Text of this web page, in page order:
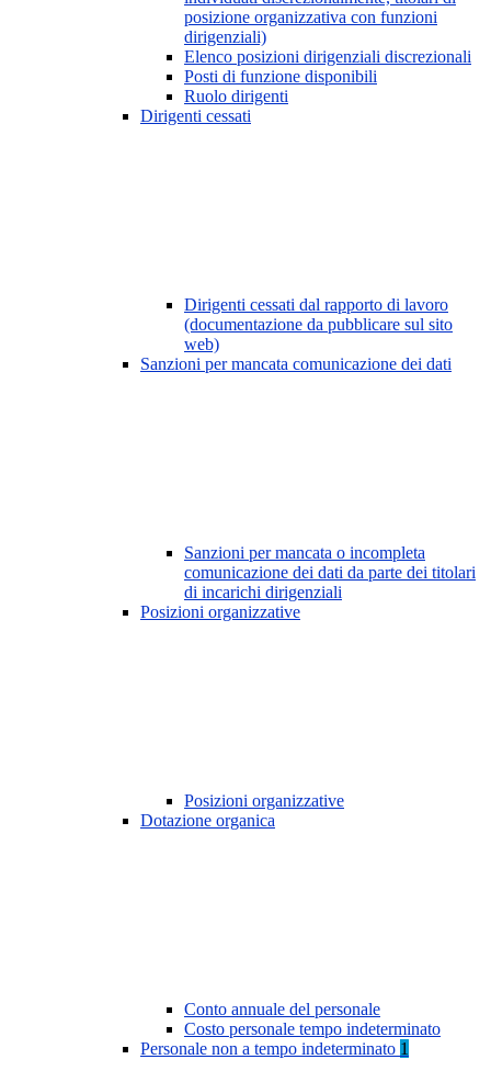
posizione organizzativa con funzioni
dirigenziali)
Elenco posizioni dirigenziali discrezionali
Posti di funzione disponibili
Ruolo dirigenti
Dirigenti cessati
Dirigenti cessati dal rapporto di lavoro
(documentazione da pubblicare sul sito
web)
Sanzioni per mancata comunicazione dei dati
Sanzioni per mancata o incompleta
comunicazione dei dati da parte dei titolari
di incarichi dirigenziali
Posizioni organizzative
Posizioni organizzative
Dotazione organica
Conto annuale del personale
Costo personale tempo indeterminato
Personale non a tempo indeterminato 1